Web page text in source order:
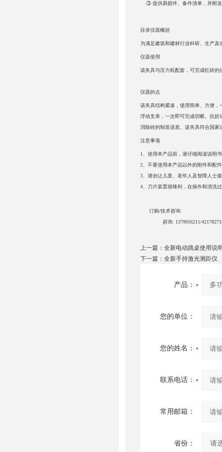
③ 提供易损件、备件清单，并附送
目录仪器概括
为满足建筑和建材行业科研、生产
仪器使用
该夹具与压力机配套，可完成红砖
仪器的点
该夹具结构紧凑，使用简单、方便
浮动支承，一次即可完成切断。抗
消除砖的制造误差。该夹具符合国
注意事项
1、使用本产品前，请仔细阅读说明
2、不要使用本产品以外的附件和配
3、请勿让儿童、老年人及智障人士
4、刀片装置很锋利，在操作和清洗
订购/技术咨询:
咨询: 1379916211/421782710/
上一篇： 全新电动跳桌使用说
下一篇： 全新手持激光测距仪
产品：
您的单位：
您的姓名：
联系电话：
常用邮箱：
省份：